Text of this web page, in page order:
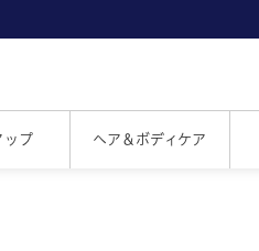
ップ ヘア＆ボディケア